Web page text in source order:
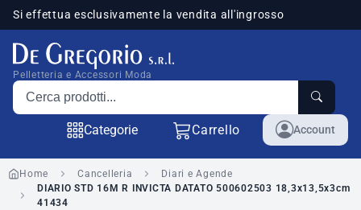
Si effettua esclusivamente la vendita all'ingrosso
Pelletteria e Accessori Moda
Cerca prodotti
Categorie Carrello Account
Home Cancelleria
Diari e Agende
DIARIO STD 16M R INVICTA DATATO 500602503 18,3x13,5x3cm
41434